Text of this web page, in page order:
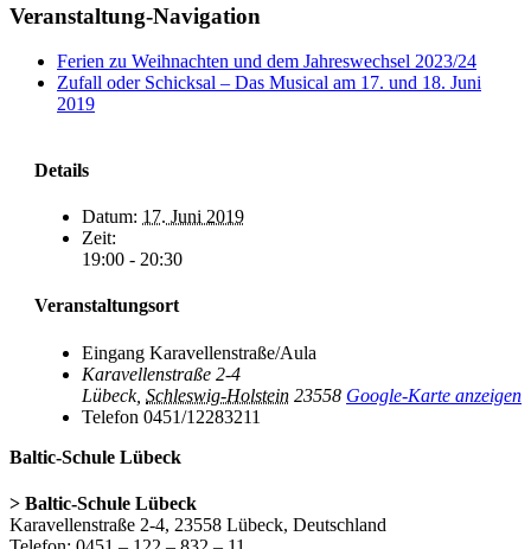
Facebook
X
Pinterest
Veranstaltung-Navigation
Ferien zu Weihnachten und dem Jahreswechsel 2023/24
Zufall oder Schicksal – Das Musical am 17. und 18. Juni
2019
Details
Datum: 17. Juni 2019
Zeit:
19:00 - 20:30
Veranstaltungsort
Eingang Karavellenstraße/Aula
Karavellenstraße 2-4
Lübeck, Schleswig-Holstein 23558 Google-Karte anzeigen
Telefon 0451/12283211
Baltic-Schule Lübeck
> Baltic-Schule Lübeck
Karavellenstraße 2-4, 23558 Lübeck, Deutschland